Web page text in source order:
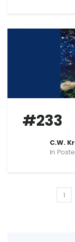
#233
C.W.
In
1